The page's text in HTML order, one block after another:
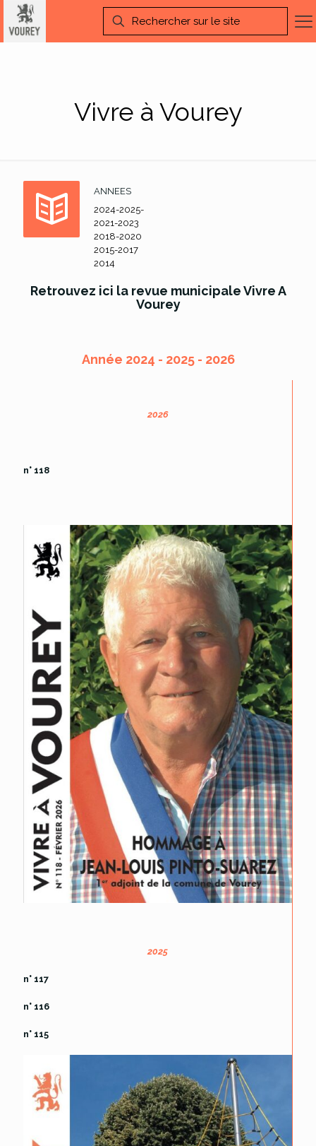
Vivre à Vourey
ANNEES
2024-2025-
2021-2023
2018-2020
2015-2017
2014
Retrouvez ici la revue municipale Vivre A
Vourey
Année 2024 - 2025 - 2026
2026
n° 118
2025
n° 117
n° 116
n° 115